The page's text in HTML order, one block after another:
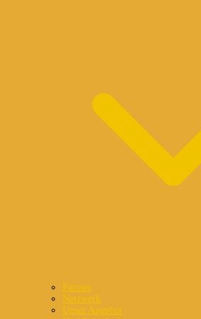
Partner
Netzwerk
Unser Angebot